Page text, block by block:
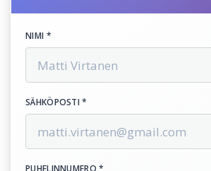
NIMI *
SÄHKÖPOSTI *
PUHELINNUMERO *